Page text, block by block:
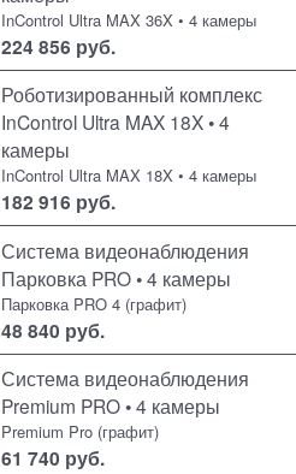
InControl Ultra MAX 36X • 4 камеры
224 856 руб.
Роботизированный комплекс
InControl Ultra MAX 18X • 4
камеры
InControl Ultra MAX 18X • 4 камеры
182 916 руб.
Система видеонаблюдения
Парковка PRO • 4 камеры
Парковка PRO 4 (графит)
48 840 руб.
Система видеонаблюдения
Premium PRO • 4 камеры
Premium Pro (графит)
61 740 руб.